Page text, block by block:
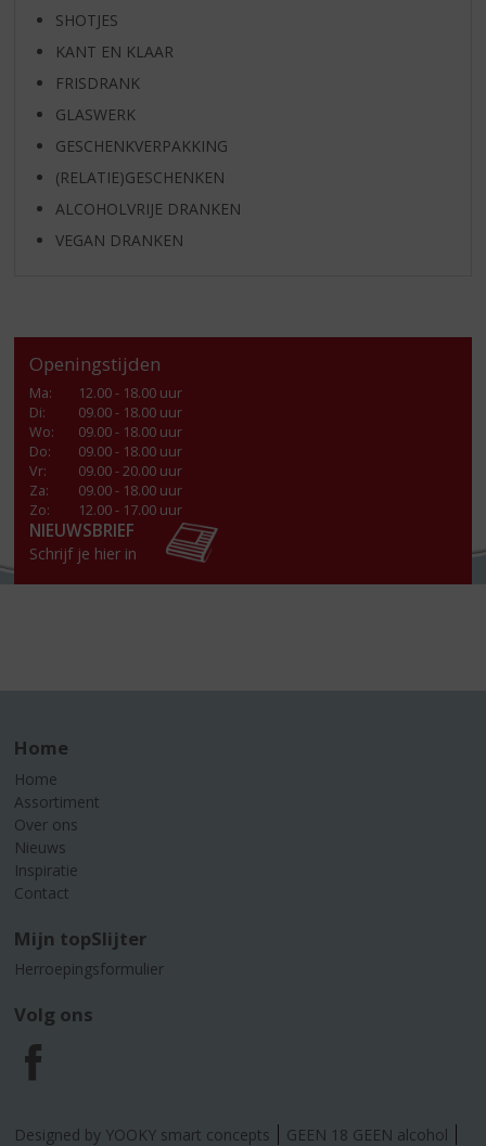
SHOTJES
KANT EN KLAAR
FRISDRANK
GLASWERK
GESCHENKVERPAKKING
(RELATIE)GESCHENKEN
ALCOHOLVRIJE DRANKEN
VEGAN DRANKEN
Openingstijden
Ma:
12.00 - 18.00 uur
Di:
09.00 - 18.00 uur
Wo:
09.00 - 18.00 uur
Do:
09.00 - 18.00 uur
Vr:
09.00 - 20.00 uur
Za:
09.00 - 18.00 uur
Zo:
12.00 - 17.00 uur
NIEUWSBRIEF
Schrijf je hier in
Home
Home
Assortiment
Over ons
Nieuws
Inspiratie
Contact
Mijn topSlijter
Herroepingsformulier
Volg ons
F
a
Designed by YOOKY smart concepts GEEN 18 GEEN alcohol